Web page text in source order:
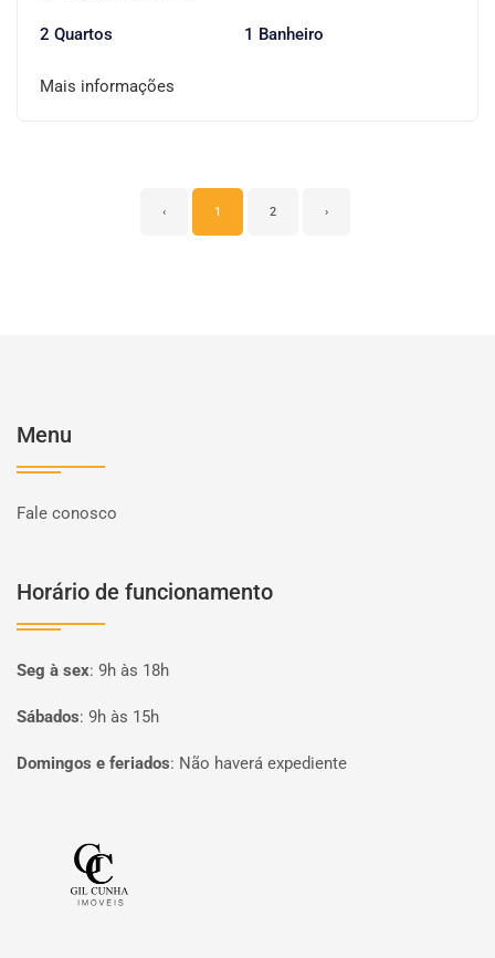
2 Quartos 1 Banheiro
Mais informações
‹ 1 2 ›
Menu
Fale conosco
Horário de funcionamento
Seg à sex: 9h às 18h
Sábados: 9h às 15h
Domingos e feriados: Não haverá expediente